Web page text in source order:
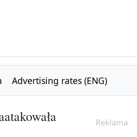
Advertising rates (ENG)
Reklama